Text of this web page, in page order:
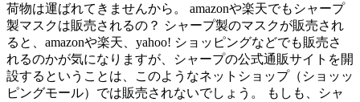
荷物は運ばれてきませんから。 amazonや楽天でもシャープ
製マスクは販売されるの？ シャープ製のマスクが販売され
ると、amazonや楽天、yahoo! ショッピングなどでも販売さ
れるのかが気になりますが、シャープの公式通販サイトを開
設するということは、このようなネットショップ（ショッッ
ピングモール）では販売されないでしょう。 もしも、シャ